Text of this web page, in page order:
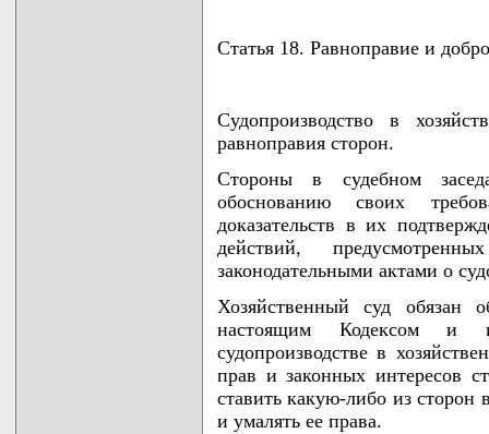
Статья 18. Равноправие и
Судопроизводство в
равноправия сторон.
Стороны в судебном
обоснованию своих
доказательств в их
действий,
законодательными актами о
Хозяйственный суд обязан
настоящим Кодексом и
судопроизводстве в
прав и законных интересов
ставить какую-либо из
и умалять ее права.